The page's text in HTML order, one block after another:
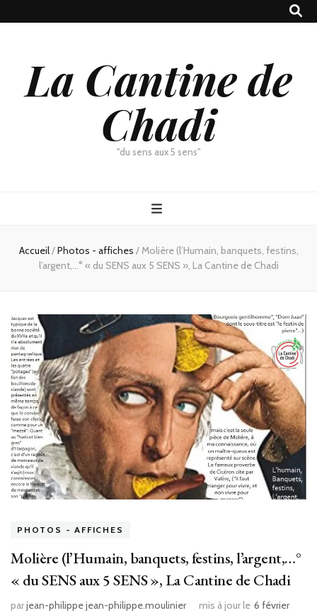
La Cantine de
Chadi
"du sens aux 5 sens"
Accueil/Photos - affiches /Molière (l’Humain, banquets, festins,
l’argent,…° « du SENS aux 5 SENS », La Cantine de Chadi
PHOTOS - AFFICHES
Molière (l’Humain, banquets, festins, l’argent,…°
« du SENS aux 5 SENS », La Cantine de Chadi
parjean-philippe jean-philippe.moulinier mis à jour le 6 février